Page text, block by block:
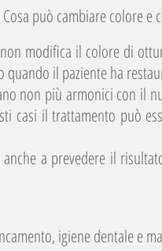
Cosa può cambiare colore e
modifica il colore di
il paziente ha
non più armonici con il
casi il trattamento può
a prevedere il
igiene dentale e